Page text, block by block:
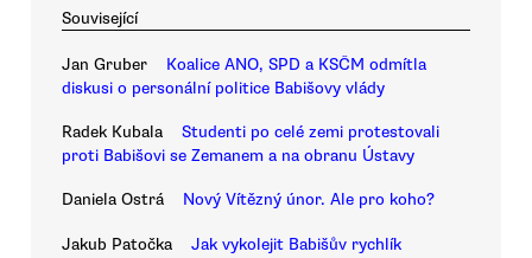
Související
Jan Gruber
Koalice ANO, SPD a KSČM odmítla
diskusi o personální politice Babišovy vlády
Radek Kubala
Studenti po celé zemi protestovali
proti Babišovi se Zemanem a na obranu Ústavy
Daniela Ostrá Nový Vítězný únor. Ale pro koho?
Jakub Patočka
Jak vykolejit Babišův rychlík